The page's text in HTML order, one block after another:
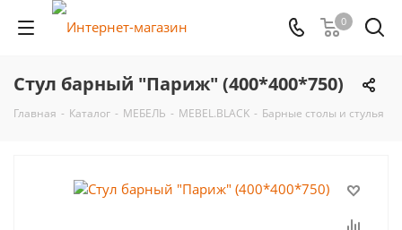
0
Стул барный "Париж" (400*400*750)
Главная - Каталог - МЕБЕЛЬ - MEBEL.BLACK - Барные столы и стулья